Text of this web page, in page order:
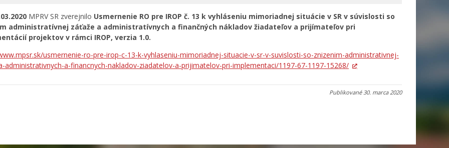
MPRV SR zverejnilo Usmernenie RO pre IROP č. 13 k vyhláseniu mimoriadnej situácie v SR v súvislosti so
administratívnej záťaže a administratívnych a finančných nákladov žiadateľov a prijímateľov pri
projektov v rámci IROP, verzia 1.0.
usmernenie-ro-pre-irop-c-13-k-vyhlaseniu-mimoriadnej-situacie-v-sr-v-suvislosti-so-znizenim-administrativnej-
administrativnych-a-financnych-nakladov-ziadatelov-a-prijimatelov-pri-implementaci/1197-67-1197-15268/
Publikované30. marca 2020